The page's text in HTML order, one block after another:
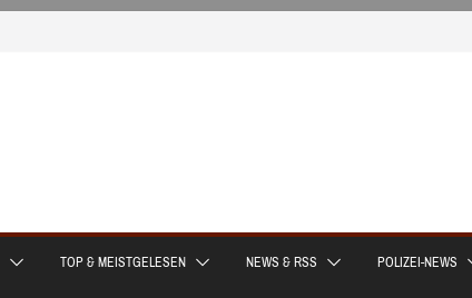
TOP & MEISTGELESEN NEWS & RSS POLIZEI-NEWS